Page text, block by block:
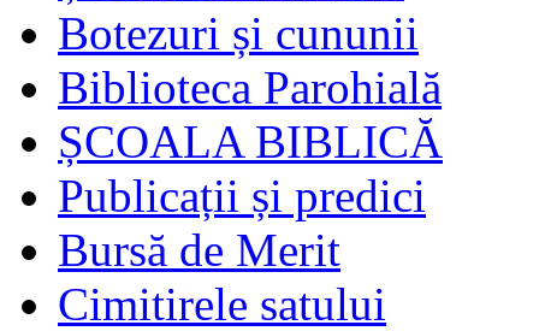
Botezuri și cununii
Biblioteca Parohială
ȘCOALA BIBLICĂ
Publicații și predici
Bursă de Merit
Cimitirele satului